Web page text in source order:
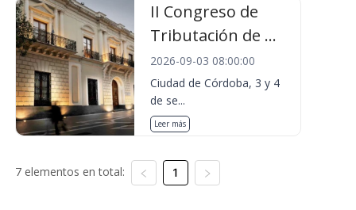
II Congreso de
Tributación de ...
2026-09-03 08:00:00
Ciudad de Córdoba, 3 y 4
de se...
Leer más
7 elementos en total: 1